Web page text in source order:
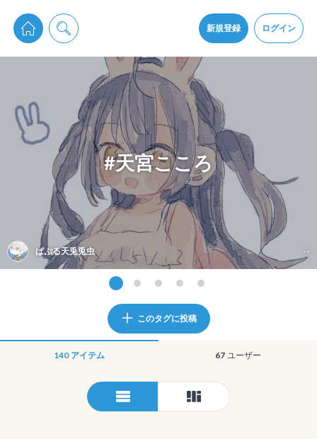
新規登録 ログイン
pixiv Sketchは2024年5月28日付で プライパシーポリシーを改定しました。
通知を受け取るにはここをクリックします
pixiv Sketchアプリでさらに快適に！
アプリをインストール
#天宮こころ
ぱぷる天兎兎虫 --
このタグに投稿
140 アイテム 67 ユーザー